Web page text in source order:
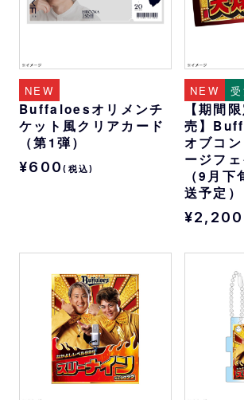
NEW
Buffaloesオリメンチ
ケット風クリアカード
（第1弾）
¥600(税込)
NEW
【期間
売】
オブコ
ージフ
（9月
送予定）
¥2,200